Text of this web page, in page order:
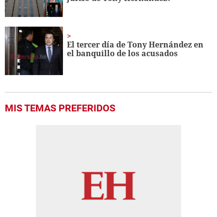
El tercer día de Tony Hernández en
el banquillo de los acusados
MIS TEMAS PREFERIDOS